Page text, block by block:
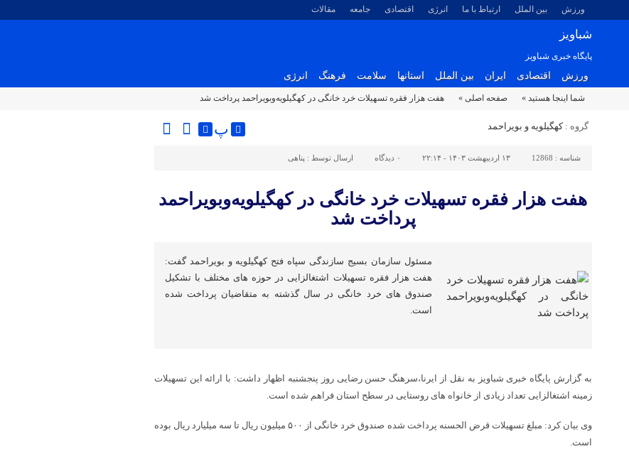
ورزش بین الملل ارتباط با ما انرژی اقتصادی جامعه مقالات
شباویز
پایگاه خبری شباویز
ورزش اقتصادی ایران بین الملل استانها سلامت فرهنگ انرژی
شما اینجا هستید » صفحه اصلی » هفت هزار فقره تسهیلات خرد خانگی در کهگیلویه‌وبویراحمد پرداخت شد
گروه :کهگیلویه و بویراحمد پ
شناسه : 12868 ۱۳ اردیبهشت ۱۴۰۳ - ۲۲:۱۴ ۰ دیدگاه ارسال توسط : پناهی
هفت هزار فقره تسهیلات خرد خانگی در کهگیلویه‌وبویراحمد
پرداخت شد
مسئول سازمان بسیج سازندگی سپاه فتح کهگیلویه و بویراحمد گفت:
هفت هزار فقره تسهیلات اشتغالزایی در حوزه های مختلف با تشکیل
صندوق های خرد خانگی در سال گذشته به متقاضیان پرداخت شده
است.
به گزارش پایگاه خبری شباویز به نقل از ایرنا،سرهنگ حسن رضایی روز پنجشنبه اظهار داشت: با ارائه این تسهیلات
زمینه اشتغالزایی تعداد زیادی از خانواه های روستایی در سطح استان فراهم شده است.
وی بیان کرد: مبلغ تسهیلات قرض الحسنه پرداخت شده صندوق خرد خانگی از ۵۰۰ میلیون ریال تا سه میلیارد ریال بوده
است.